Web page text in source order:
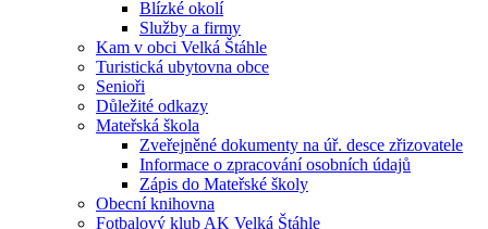
Blízké okolí
Služby a firmy
Kam v obci Velká Štáhle
Turistická ubytovna obce
Senioři
Důležité odkazy
Mateřská škola
Zveřejněné dokumenty na úř. desce zřizovatele
Informace o zpracování osobních údajů
Zápis do Mateřské školy
Obecní knihovna
Fotbalový klub AK Velká Štáhle